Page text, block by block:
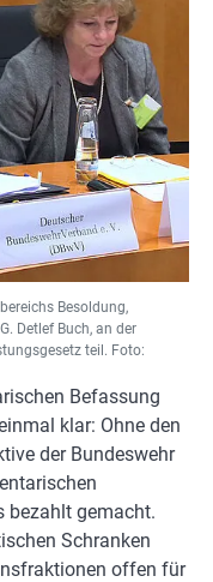
Besoldung,
Detlef Buch, an der
teil. Foto:
Befassung
klar: Ohne den
der Bundeswehr
bezahlt gemacht.
Schranken
offen für